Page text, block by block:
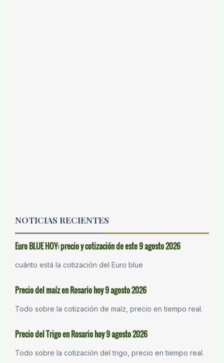
NOTICIAS RECIENTES
Euro BLUE HOY: precio y cotización de este 9 agosto 2026
cuánto está la cotización del Euro blue
Precio del maíz en Rosario hoy 9 agosto 2026
Todo sobre la cotización de maíz, precio en tiempo real.
Precio del Trigo en Rosario hoy 9 agosto 2026
Todo sobre la cotización del trigo, precio en tiempo real.